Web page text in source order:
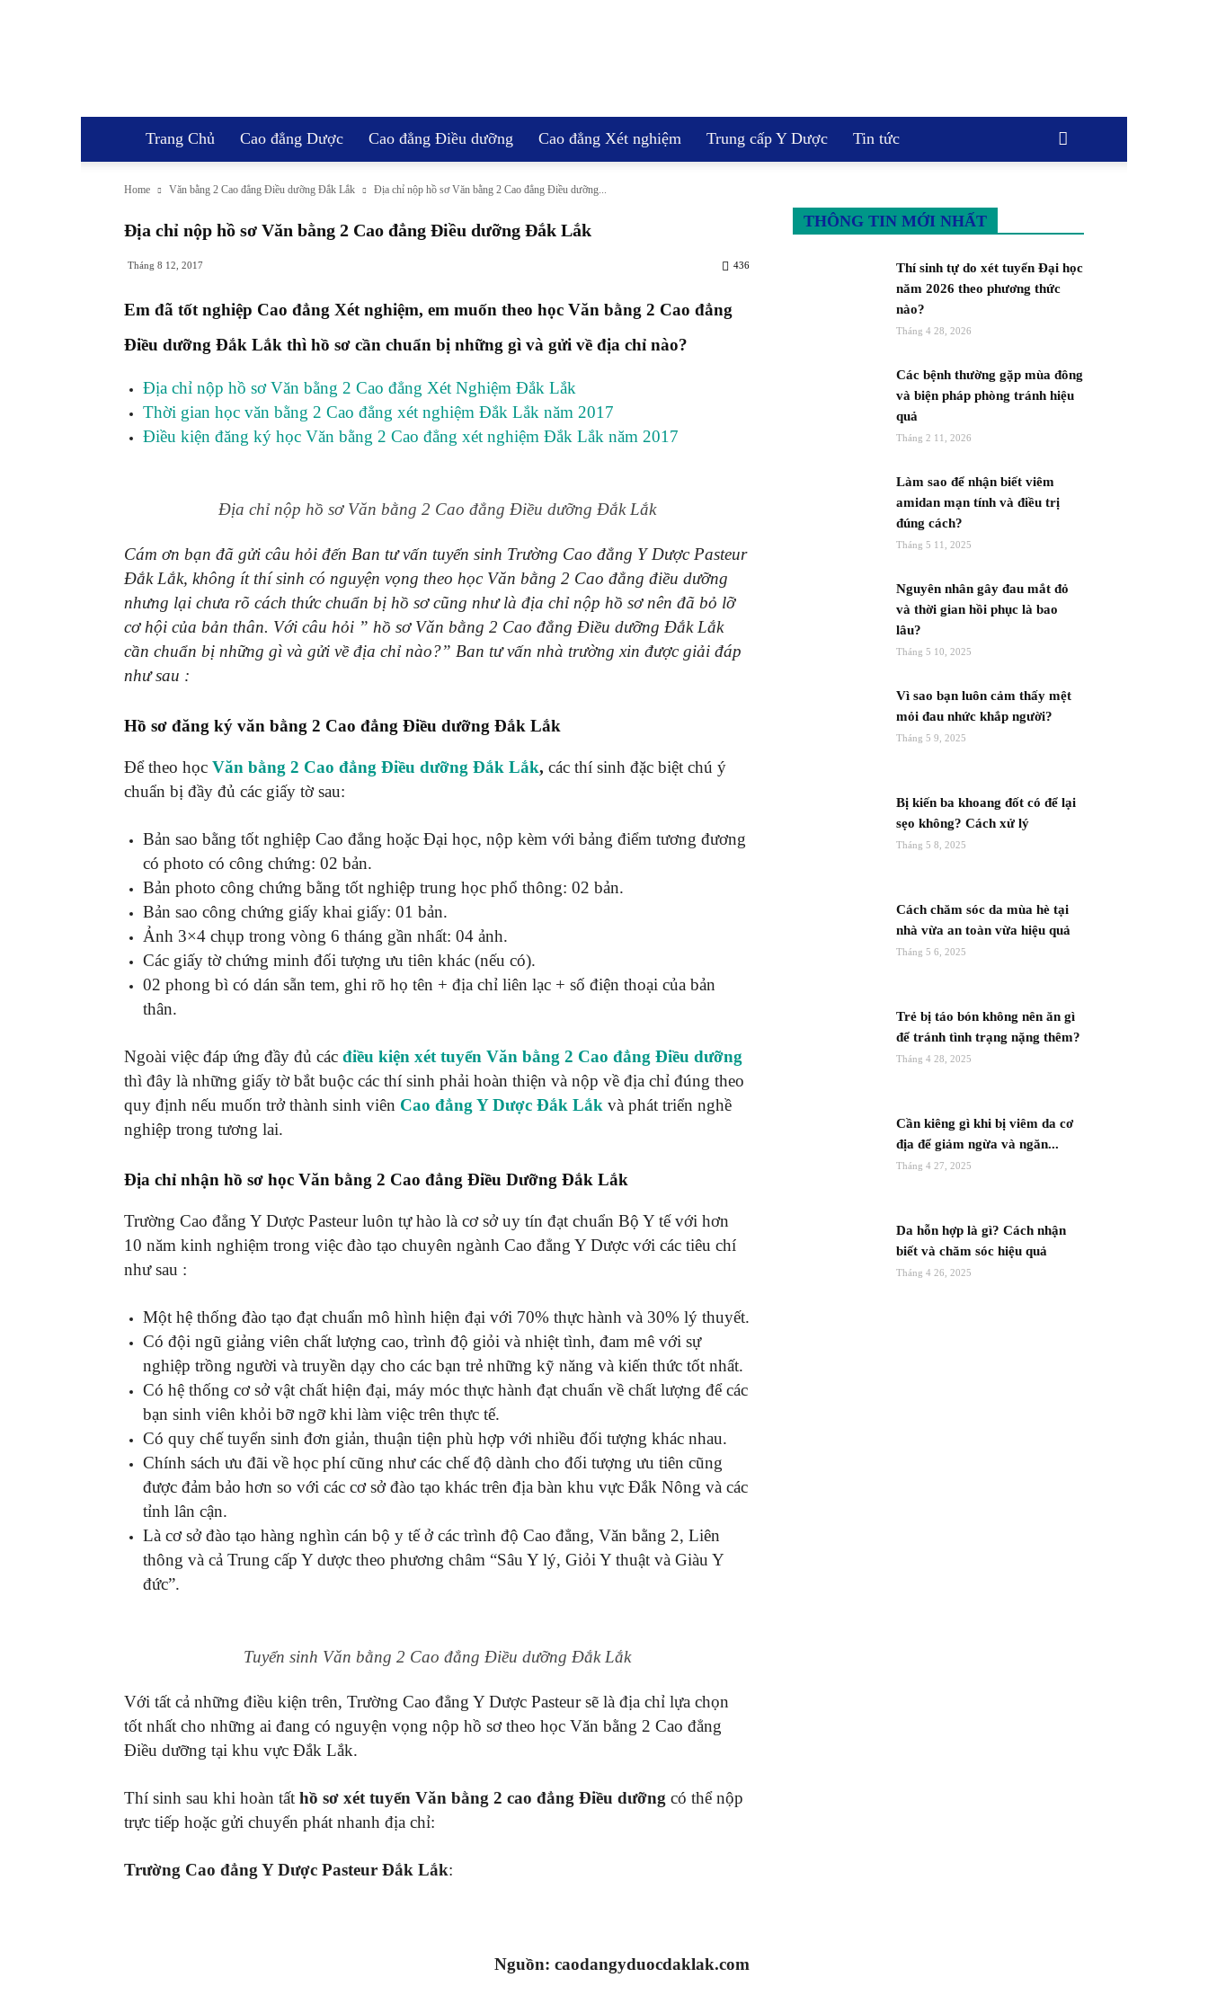
TRƯỜNG
ĐẲNG
DƯỢC
Trang Chủ Cao đẳng Dược Cao đẳng Điều dưỡng Cao đẳng Xét nghiệm Trung cấp Y Dược Tin tức
Home Văn bằng 2 Cao đẳng Điều dưỡng Đắk Lắk Địa chỉ nộp hồ sơ Văn bằng 2 Cao đẳng Điều dưỡng...
Địa chỉ nộp hồ sơ Văn bằng 2 Cao đẳng Điều dưỡng Đắk Lắk
Tháng 8 12, 2017 436
Em đã tốt nghiệp Cao đẳng Xét nghiệm, em muốn theo học Văn bằng 2 Cao đẳng
Điều dưỡng Đắk Lắk thì hồ sơ cần chuẩn bị những gì và gửi về địa chỉ nào?
Địa chỉ nộp hồ sơ Văn bằng 2 Cao đẳng Xét Nghiệm Đắk Lắk
Thời gian học văn bằng 2 Cao đẳng xét nghiệm Đắk Lắk năm 2017
Điều kiện đăng ký học Văn bằng 2 Cao đẳng xét nghiệm Đắk Lắk năm 2017
Địa chỉ nộp hồ sơ Văn bằng 2 Cao đẳng Điều dưỡng Đắk Lắk
Cám ơn bạn đã gửi câu hỏi đến Ban tư vấn tuyển sinh Trường Cao đẳng Y Dược Pasteur
Đắk Lắk, không ít thí sinh có nguyện vọng theo học Văn bằng 2 Cao đẳng điều dưỡng
nhưng lại chưa rõ cách thức chuẩn bị hồ sơ cũng như là địa chỉ nộp hồ sơ nên đã bỏ lỡ
cơ hội của bản thân. Với câu hỏi ” hồ sơ Văn bằng 2 Cao đẳng Điều dưỡng Đắk Lắk
cần chuẩn bị những gì và gửi về địa chỉ nào?” Ban tư vấn nhà trường xin được giải đáp
như sau :
Hồ sơ đăng ký văn bằng 2 Cao đẳng Điều dưỡng Đắk Lắk
Để theo học Văn bằng 2 Cao đẳng Điều dưỡng Đắk Lắk, các thí sinh đặc biệt chú ý
chuẩn bị đầy đủ các giấy tờ sau:
Bản sao bằng tốt nghiệp Cao đẳng hoặc Đại học, nộp kèm với bảng điểm tương đương
có photo có công chứng: 02 bản.
Bản photo công chứng bằng tốt nghiệp trung học phổ thông: 02 bản.
Bản sao công chứng giấy khai giấy: 01 bản.
Ảnh 3×4 chụp trong vòng 6 tháng gần nhất: 04 ảnh.
Các giấy tờ chứng minh đối tượng ưu tiên khác (nếu có).
02 phong bì có dán sẵn tem, ghi rõ họ tên + địa chỉ liên lạc + số điện thoại của bản
thân.
Ngoài việc đáp ứng đầy đủ các điều kiện xét tuyển Văn bằng 2 Cao đẳng Điều dưỡng
thì đây là những giấy tờ bắt buộc các thí sinh phải hoàn thiện và nộp về địa chỉ đúng theo
quy định nếu muốn trở thành sinh viên Cao đẳng Y Dược Đắk Lắk và phát triển nghề
nghiệp trong tương lai.
Địa chỉ nhận hồ sơ học Văn bằng 2 Cao đẳng Điều Dưỡng Đắk Lắk
Trường Cao đẳng Y Dược Pasteur luôn tự hào là cơ sở uy tín đạt chuẩn Bộ Y tế với hơn
10 năm kinh nghiệm trong việc đào tạo chuyên ngành Cao đẳng Y Dược với các tiêu chí
như sau :
Một hệ thống đào tạo đạt chuẩn mô hình hiện đại với 70% thực hành và 30% lý thuyết.
Có đội ngũ giảng viên chất lượng cao, trình độ giỏi và nhiệt tình, đam mê với sự
nghiệp trồng người và truyền dạy cho các bạn trẻ những kỹ năng và kiến thức tốt nhất.
Có hệ thống cơ sở vật chất hiện đại, máy móc thực hành đạt chuẩn về chất lượng để các
bạn sinh viên khỏi bỡ ngỡ khi làm việc trên thực tế.
Có quy chế tuyển sinh đơn giản, thuận tiện phù hợp với nhiều đối tượng khác nhau.
Chính sách ưu đãi về học phí cũng như các chế độ dành cho đối tượng ưu tiên cũng
được đảm bảo hơn so với các cơ sở đào tạo khác trên địa bàn khu vực Đắk Nông và các
tỉnh lân cận.
Là cơ sở đào tạo hàng nghìn cán bộ y tế ở các trình độ Cao đẳng, Văn bằng 2, Liên
thông và cả Trung cấp Y dược theo phương châm “Sâu Y lý, Giỏi Y thuật và Giàu Y
đức”.
Tuyển sinh Văn bằng 2 Cao đẳng Điều dưỡng Đắk Lắk
Với tất cả những điều kiện trên, Trường Cao đẳng Y Dược Pasteur sẽ là địa chỉ lựa chọn
tốt nhất cho những ai đang có nguyện vọng nộp hồ sơ theo học Văn bằng 2 Cao đẳng
Điều dưỡng tại khu vực Đắk Lắk.
Thí sinh sau khi hoàn tất hồ sơ xét tuyển Văn bằng 2 cao đẳng Điều dưỡng có thể nộp
trực tiếp hoặc gửi chuyển phát nhanh địa chỉ:
Trường Cao đẳng Y Dược Pasteur Đắk Lắk:
Nguồn: caodangyduocdaklak.com
THÔNG TIN MỚI NHẤT
Thí sinh tự do xét tuyển Đại học
năm 2026 theo phương thức
nào?
Tháng 4 28, 2026
Các bệnh thường gặp mùa đông
và biện pháp phòng tránh hiệu
quả
Tháng 2 11, 2026
Làm sao để nhận biết viêm
amidan mạn tính và điều trị
đúng cách?
Tháng 5 11, 2025
Nguyên nhân gây đau mắt đỏ
và thời gian hồi phục là bao
lâu?
Tháng 5 10, 2025
Vì sao bạn luôn cảm thấy mệt
mỏi đau nhức khắp người?
Tháng 5 9, 2025
Bị kiến ba khoang đốt có để lại
sẹo không? Cách xử lý
Tháng 5 8, 2025
Cách chăm sóc da mùa hè tại
nhà vừa an toàn vừa hiệu quả
Tháng 5 6, 2025
Trẻ bị táo bón không nên ăn gì
để tránh tình trạng nặng thêm?
Tháng 4 28, 2025
Cần kiêng gì khi bị viêm da cơ
địa để giảm ngừa và ngăn...
Tháng 4 27, 2025
Da hỗn hợp là gì? Cách nhận
biết và chăm sóc hiệu quả
Tháng 4 26, 2025